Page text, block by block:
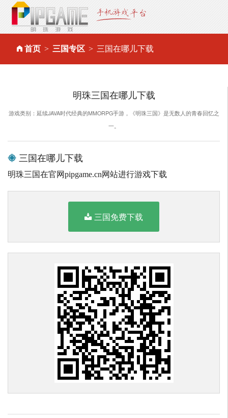
首页 三国专区 三国在哪儿下载
明珠三国在哪儿下载
游戏类别：延续JAVA时代经典的MMORPG手游，《明珠三国》是无数人的青春回忆之
一。
三国在哪儿下载
明珠三国在官网pipgame.cn网站进行游戏下载
三国免费下载